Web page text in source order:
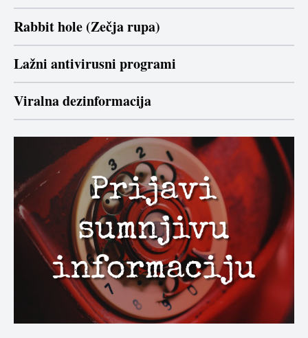
Rabbit hole (Zečja rupa)
Lažni antivirusni programi
Viralna dezinformacija